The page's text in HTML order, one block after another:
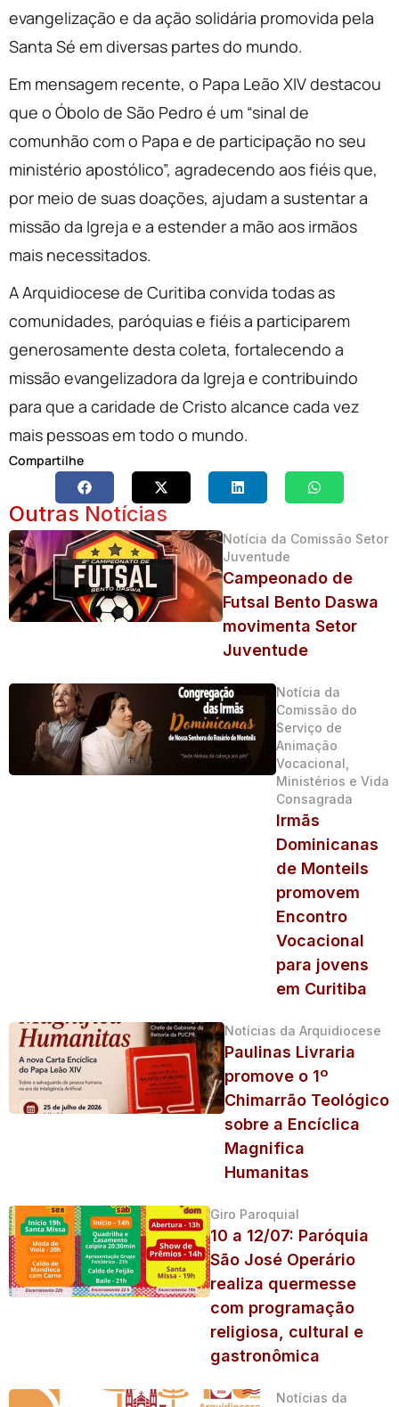
evangelização e da ação solidária promovida pela
Santa Sé em diversas partes do mundo.
Em mensagem recente, o Papa Leão XIVdestacou
que o Óbolo de São Pedro é um “sinal de
comunhão com o Papa e de participação no seu
ministério apostólico”, agradecendo aos fiéis que,
por meio de suas doações, ajudam a sustentar a
missão da Igreja e a estender a mão aos irmãos
mais necessitados.
A Arquidiocese de Curitiba convida todas as
comunidades, paróquias e fiéis a participarem
generosamente desta coleta, fortalecendo a
missão evangelizadora da Igreja e contribuindo
para que a caridade de Cristo alcance cada vez
mais pessoas em todo o mundo.
Compartilhe
Outras Notícias
Notícia da Comissão Setor
Juventude
Campeonado de
Futsal Bento Daswa
movimenta Setor
Juventude
Notícia da
Comissão do
Serviço de
Animação
Vocacional,
Ministérios e Vida
Consagrada
Irmãs
Dominicanas
de Monteils
promovem
Encontro
Vocacional
para jovens
em Curitiba
Notícias da Arquidiocese
Paulinas Livraria
promove o 1º
Chimarrão Teológico
sobre a Encíclica
Magnifica
Humanitas
Giro Paroquial
10 a 12/07: Paróquia
São José Operário
realiza quermesse
com programação
religiosa, cultural e
gastronômica
Notícias da